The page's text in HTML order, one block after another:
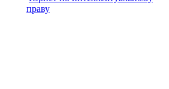
праву